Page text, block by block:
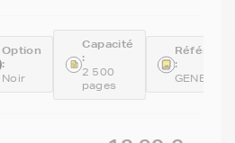
Option
:
Noir
Capacité
:
2 500
pages
: